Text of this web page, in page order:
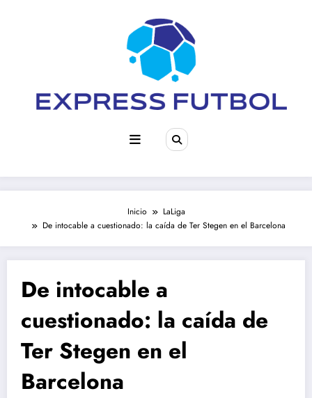
Inicio
LaLiga
De intocable a cuestionado: la caída de Ter Stegen en el Barcelona
De intocable a
cuestionado: la caída de
Ter Stegen en el
Barcelona